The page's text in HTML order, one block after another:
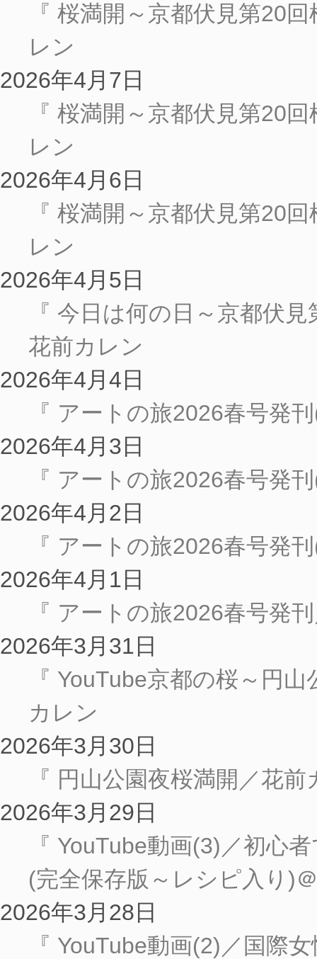
『 桜満開～京都伏見第20
レン
2026年4月7日
『 桜満開～京都伏見第20
レン
2026年4月6日
『 桜満開～京都伏見第20
レン
2026年4月5日
『 今日は何の日～京都伏
花前カレン
2026年4月4日
『 アートの旅2026春号発
2026年4月3日
『 アートの旅2026春号発
2026年4月2日
『 アートの旅2026春号発
2026年4月1日
『 アートの旅2026春号発
2026年3月31日
『 YouTube京都の桜～円
カレン
2026年3月30日
『 円山公園夜桜満開／花前
2026年3月29日
『 YouTube動画(3)／初心
(完全保存版～レシピ入り)
2026年3月28日
『 YouTube動画(2)／国際